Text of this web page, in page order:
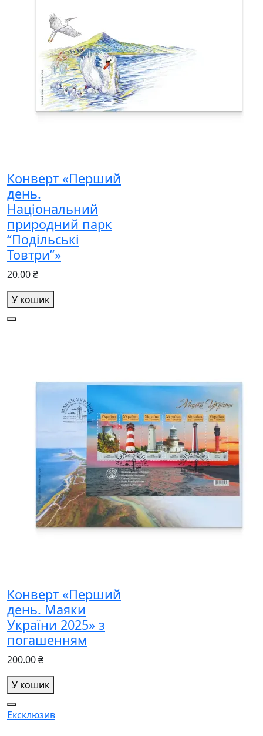
Конверт «Перший
день.
Національний
природний парк
“Подільські
Товтри”»
20.00 ₴
У кошик
Конверт «Перший
день. Маяки
України 2025» з
погашенням
200.00 ₴
У кошик
Ексклюзив